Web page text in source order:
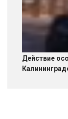
Действие